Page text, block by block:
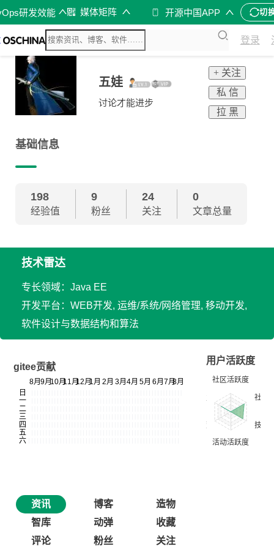
研发效能 媒体矩阵 开源中国APP 切
登录
五娃
讨论才能进步
+ 关注
私 信
拉 黑
基础信息
198
经验值
9
粉丝
24
关注
0
文章总量
技术雷达
专长领域：Java EE
开发平台：WEB开发, 运维/系统/网络管理, 移动开发,
软件设计与数据结构和算法
gitee贡献
用户活跃度
资讯 博客
造物
智库
动弹
收藏
评论
粉丝 关注